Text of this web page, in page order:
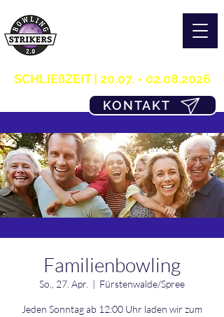
SCHLIEßZEIT | 20.07. - 02.08.2026
KONTAKT
Familienbowling
So., 27. Apr.
  |
Fürstenwalde/Spree
Jeden Sonntag ab 12:00 Uhr laden wir zum